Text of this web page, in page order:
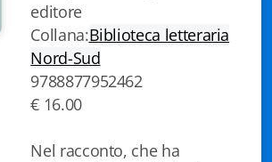
editore
Collana:Biblioteca letteraria
Nord-Sud
9788877952462
€ 16.00
Nel racconto, che ha